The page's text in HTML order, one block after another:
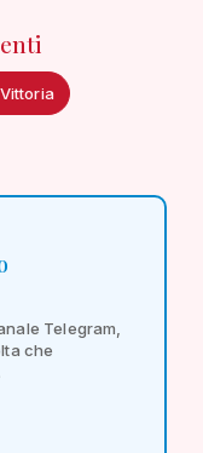
Telegram,
che